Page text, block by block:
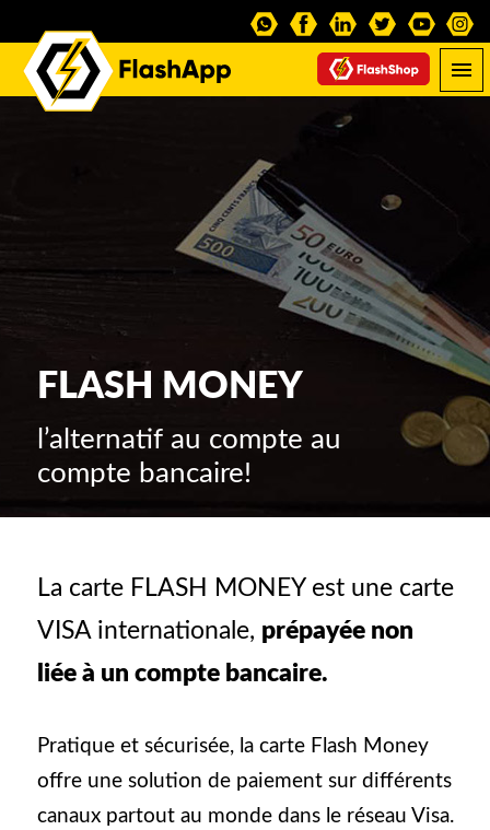
FLASH MONEY
l’alternatif au compte au
compte bancaire!
La carte FLASH MONEY est une carte
VISA internationale, prépayée non
liée à un compte bancaire.
Pratique et sécurisée, la carte Flash Money
offre une solution de paiement sur différents
canaux partout au monde dans le réseau Visa.